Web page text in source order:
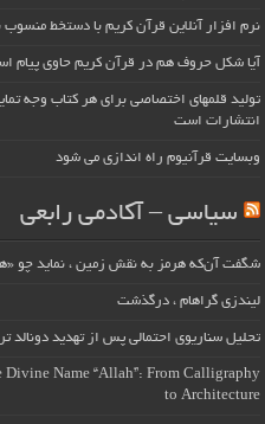
نرم افزار آنلاین قرآن کریم با دستخط
آیا شکل حروف هم در قرآن کریم حاوی پیام
تولید قلمهای اختصاصی برای هر کتاب وجه
انتشارات است
وبسایت قرآنیوم راه اندازی می شود
سیاسی – آکادمی رابعی
شگفت آن‌که هرمز به نقش زمین ، نماید چو
لیندزی گراهام ، درگذشت
تحلیل سناریوی احتمالی پس از تهدید دونالد
Name “Allah”: From Calligraphy
to Architecture